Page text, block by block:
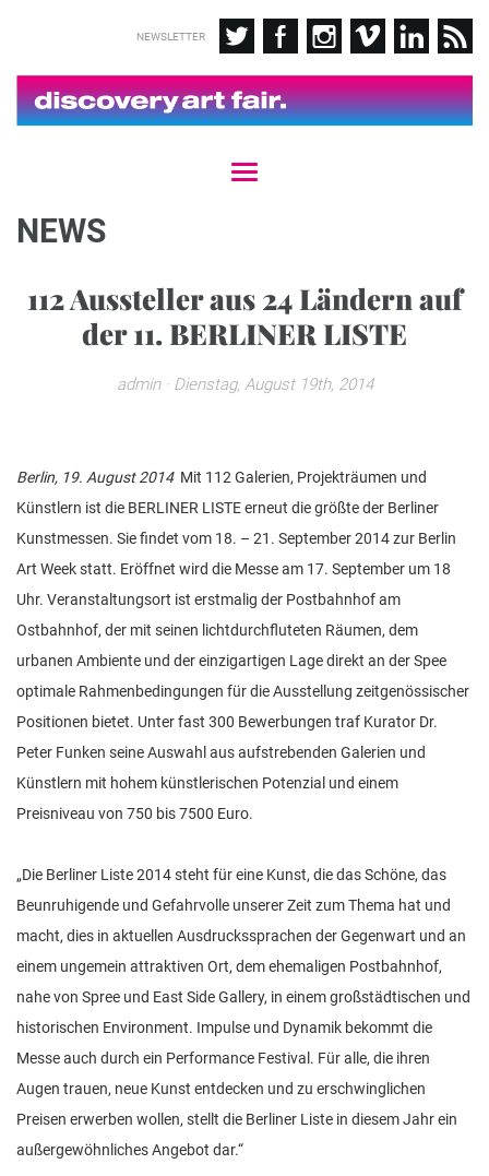
NEWSLETTER
T
n
a
v
g
o
NEWS
112 Aussteller aus 24 Ländern auf
der 11. BERLINER LISTE
admin· Dienstag, August 19th, 2014
Berlin, 19. August 2014Mit 112 Galerien, Projekträumen und
Künstlern ist die BERLINER LISTE erneut die größte der Berliner
Kunstmessen. Sie findet vom 18. – 21. September 2014 zur Berlin
Art Week statt. Eröffnet wird die Messe am 17. September um 18
Uhr. Veranstaltungsort ist erstmalig der Postbahnhof am
Ostbahnhof, der mit seinen lichtdurchfluteten Räumen, dem
urbanen Ambiente und der einzigartigen Lage direkt an der Spee
optimale Rahmenbedingungen für die Ausstellung zeitgenössischer
Positionen bietet. Unter fast 300 Bewerbungen traf Kurator Dr.
Peter Funken seine Auswahl aus aufstrebenden Galerien und
Künstlern mit hohem künstlerischen Potenzial und einem
Preisniveau von 750 bis 7500 Euro.
„Die Berliner Liste 2014 steht für eine Kunst, die das Schöne, das
Beunruhigende und Gefahrvolle unserer Zeit zum Thema hat und
macht, dies in aktuellen Ausdruckssprachen der Gegenwart und an
einem ungemein attraktiven Ort, dem ehemaligen Postbahnhof,
nahe von Spree und East Side Gallery, in einem großstädtischen und
historischen Environment. Impulse und Dynamik bekommt die
Messe auch durch ein Performance Festival. Für alle, die ihren
Augen trauen, neue Kunst entdecken und zu erschwinglichen
Preisen erwerben wollen, stellt die Berliner Liste in diesem Jahr ein
außergewöhnliches Angebot dar.“